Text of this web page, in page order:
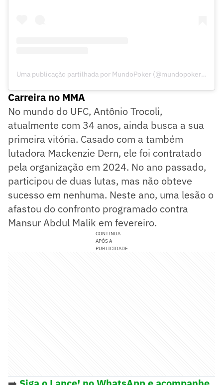
Uma publicação partilhada por MundoPoker (@mundopokerbr)
Carreira no MMA
No mundo do UFC, Antônio Trocoli,
atualmente com 34 anos, ainda busca a sua
primeira vitória. Casado com a também
lutadora Mackenzie Dern, ele foi contratado
pela organização em 2024. No ano passado,
participou de duas lutas, mas não obteve
sucesso em nenhuma. Neste ano, uma lesão o
afastou do confronto programado contra
Mansur Abdul Malik em fevereiro.
CONTINUA
APÓS A
PUBLICIDADE